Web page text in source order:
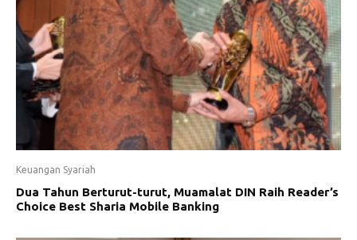
Keuangan Syariah
Dua Tahun Berturut-turut, Muamalat DIN Raih Reader’s
Choice Best Sharia Mobile Banking